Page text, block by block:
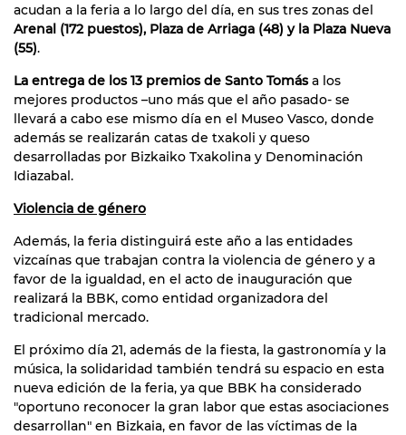
acudan a la feria a lo largo del día, en sus tres zonas del
Arenal (172 puestos), Plaza de Arriaga (48) y la Plaza Nueva
(55).
La entrega de los 13 premios de Santo Tomása los
mejores productos –uno más que el año pasado- se
llevará a cabo ese mismo día en el Museo Vasco, donde
además se realizarán catas de txakoli y queso
desarrolladas por Bizkaiko Txakolina y Denominación
Idiazabal.
Violencia de género
Además, la feria distinguirá este año a las entidades
vizcaínas que trabajan contra la violencia de género y a
favor de la igualdad, en el acto de inauguración que
realizará la BBK, como entidad organizadora del
tradicional mercado.
El próximo día 21, además de la fiesta, la gastronomía y la
música, la solidaridad también tendrá su espacio en esta
nueva edición de la feria, ya que BBK ha considerado
"oportuno reconocer la gran labor que estas asociaciones
desarrollan" en Bizkaia, en favor de las víctimas de la